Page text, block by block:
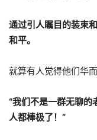
通过引人瞩目的装束
和平。
就算有人觉得他们华
“我们不是一群无聊的
人都棒极了！”